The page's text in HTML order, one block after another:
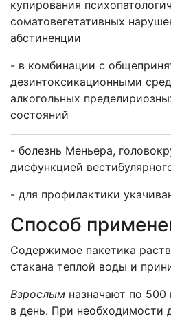
купирования
соматовегетативных
абстиненции
- в комбинации с
дезинтоксикационными
алкогольных
состояний
- болезнь Меньера,
дисфункцией
- для профилактики
Способ
Содержимое пакетика
стакана теплой воды и
Взрослым назначают по 500
в день. При необходимости